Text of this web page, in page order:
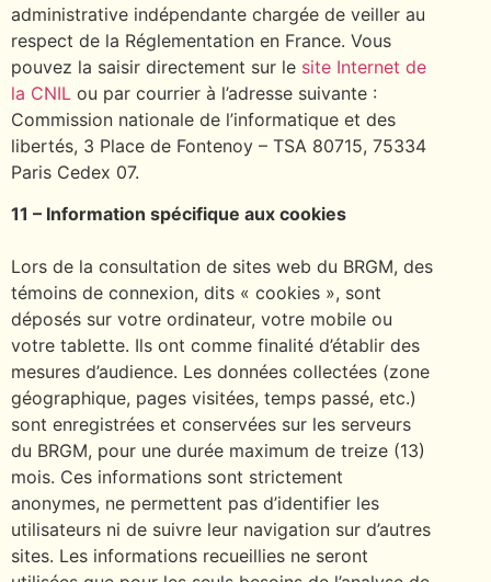
administrative indépendante chargée de veiller au
respect de la Réglementation en France. Vous
pouvez la saisir directement sur le site Internet de
la CNIL ou par courrier à l’adresse suivante :
Commission nationale de l’informatique et des
libertés, 3 Place de Fontenoy – TSA 80715, 75334
Paris Cedex 07.
11 – Information spécifique aux cookies
Lors de la consultation de sites web du BRGM, des
témoins de connexion, dits « cookies », sont
déposés sur votre ordinateur, votre mobile ou
votre tablette. Ils ont comme finalité d’établir des
mesures d’audience. Les données collectées (zone
géographique, pages visitées, temps passé, etc.)
sont enregistrées et conservées sur les serveurs
du BRGM, pour une durée maximum de treize (13)
mois. Ces informations sont strictement
anonymes, ne permettent pas d’identifier les
utilisateurs ni de suivre leur navigation sur d’autres
sites. Les informations recueillies ne seront